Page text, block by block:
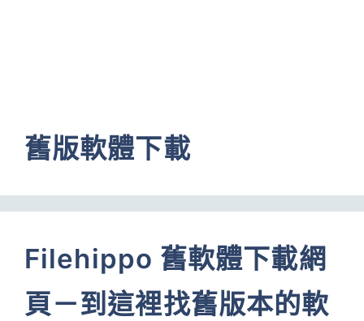
舊版軟體下載
Filehippo 舊軟體下載網
頁－到這裡找舊版本的軟